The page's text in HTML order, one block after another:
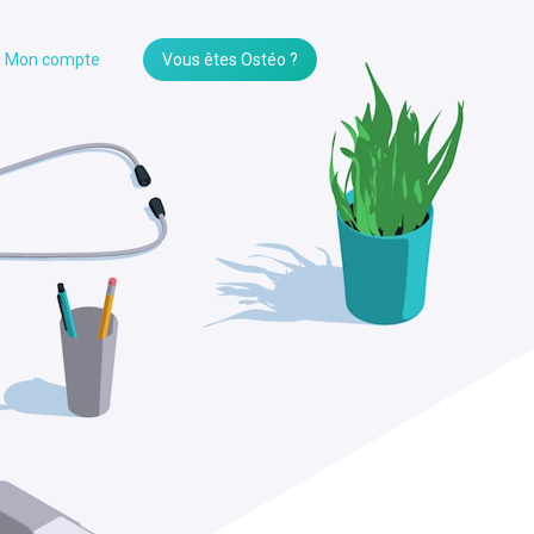
Mon compte Vous êtes Ostéo ?